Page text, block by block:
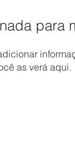
para
as verá aqui.